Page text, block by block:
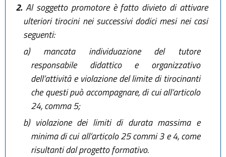
2.Al soggetto promotore è fatto divieto di attivare
ulteriori tirocini nei successivi dodici mesi nei casi
seguenti:
a)mancata individuazione del tutore
responsabile didattico e organizzativo
dell’attività e violazione del limite di tirocinanti
che questi può accompagnare, di cui all’articolo
24, comma 5;
b)violazione dei limiti di durata massima e
minima di cui all’articolo 25 commi 3 e 4, come
risultanti dal progetto formativo.